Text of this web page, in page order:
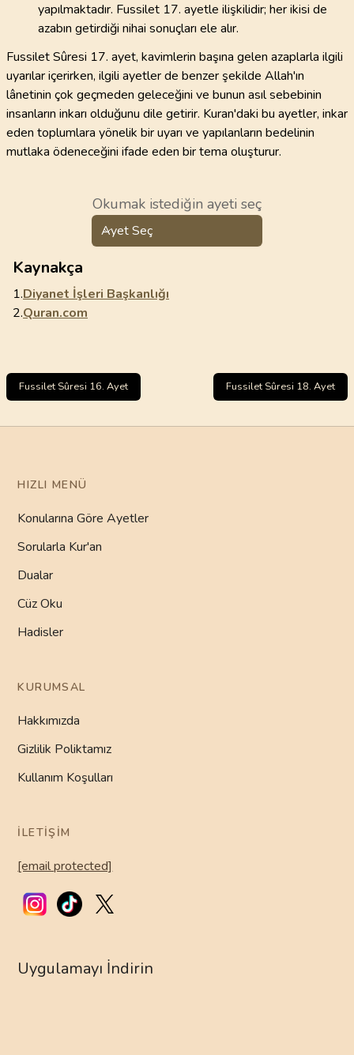
yapılmaktadır. Fussilet 17. ayetle ilişkilidir; her ikisi de
azabın getirdiği nihai sonuçları ele alır.
Fussilet Sûresi 17. ayet, kavimlerin başına gelen azaplarla ilgili
uyarılar içerirken, ilgili ayetler de benzer şekilde Allah'ın
lânetinin çok geçmeden geleceğini ve bunun asıl sebebinin
insanların inkarı olduğunu dile getirir. Kuran'daki bu ayetler, inkar
eden toplumlara yönelik bir uyarı ve yapılanların bedelinin
mutlaka ödeneceğini ifade eden bir tema oluşturur.
Okumak istediğin ayeti seç
Ayet Seç
Kaynakça
1.Diyanet İşleri Başkanlığı
2.Quran.com
Fussilet Sûresi 16. Ayet Fussilet Sûresi 18. Ayet
HIZLI MENÜ
Konularına Göre Ayetler
Sorularla Kur'an
Dualar
Cüz Oku
Hadisler
KURUMSAL
Hakkımızda
Gizlilik Poliktamız
Kullanım Koşulları
İLETIŞIM
[email protected]
Uygulamayı İndirin